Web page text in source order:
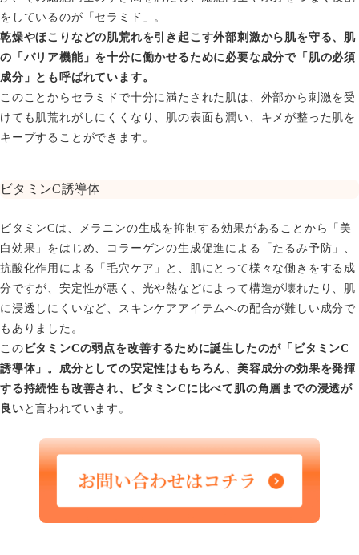
をしているのが「セラミド」。
乾燥やほこりなどの肌荒れを引き起こす外部刺激から肌を守る、肌
の「バリア機能」を十分に働かせるために必要な成分で「肌の必須
成分」とも呼ばれています。
このことからセラミドで十分に満たされた肌は、外部から刺激を受
けても肌荒れがしにくくなり、肌の表面も潤い、キメが整った肌を
キープすることができます。
ビタミンC誘導体
ビタミンCは、メラニンの生成を抑制する効果があることから「美
白効果」をはじめ、コラーゲンの生成促進による「たるみ予防」、
抗酸化作用による「毛穴ケア」と、肌にとって様々な働きをする成
分ですが、安定性が悪く、光や熱などによって構造が壊れたり、肌
に浸透しにくいなど、スキンケアアイテムへの配合が難しい成分で
もありました。
この ビタミンCの弱点を改善するために誕生したのが「ビタミンC
誘導体」。成分としての安定性はもちろん、美容成分の効果を発揮
する持続性も改善され、ビタミンCに比べて肌の角層までの浸透が
良い と言われています。